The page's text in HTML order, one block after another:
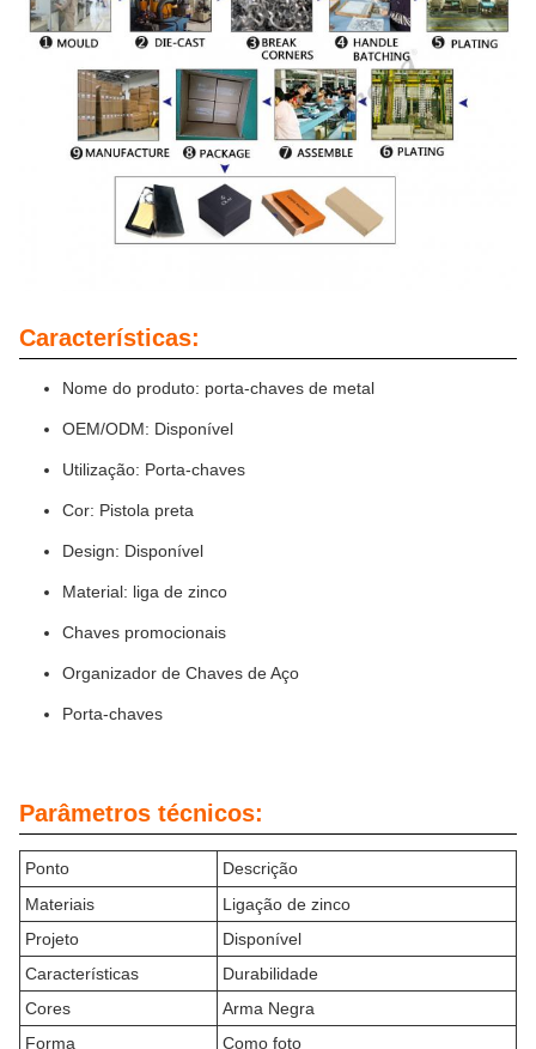
Características:
Nome do produto: porta-chaves de metal
OEM/ODM: Disponível
Utilização: Porta-chaves
Cor: Pistola preta
Design: Disponível
Material: liga de zinco
Chaves promocionais
Organizador de Chaves de Aço
Porta-chaves
Parâmetros técnicos:
Ponto
Descrição
Materiais
Ligação de zinco
Projeto
Disponível
Características
Durabilidade
Cores
Arma Negra
Forma
Como foto